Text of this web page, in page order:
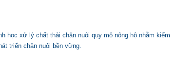
học xử lý chất thải chăn nuôi quy mô nông hộ nhằm kiểm
triển chăn nuôi bền vững.